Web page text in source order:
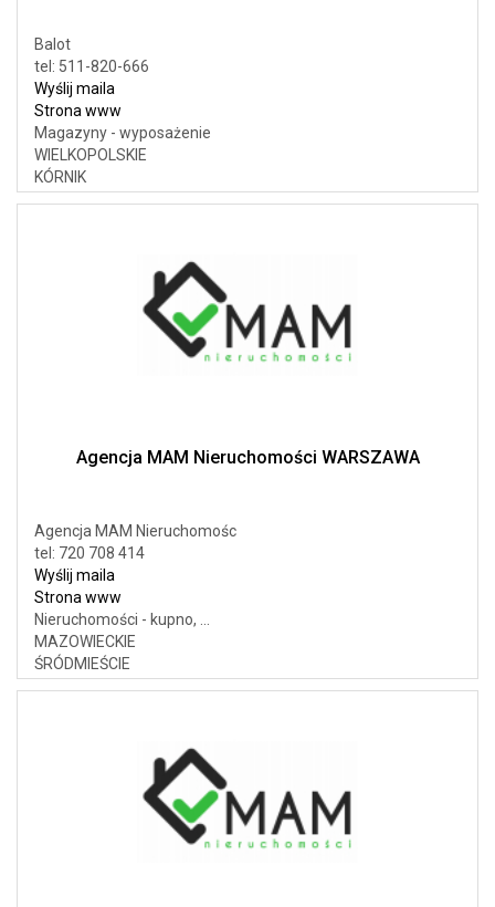
Balot
tel: 511-820-666
Wyślij maila
Strona www
Magazyny - wyposażenie
WIELKOPOLSKIE
KÓRNIK
Agencja MAM Nieruchomości WARSZAWA
Agencja MAM Nieruchomośc
tel: 720 708 414
Wyślij maila
Strona www
Nieruchomości - kupno, ...
MAZOWIECKIE
ŚRÓDMIEŚCIE